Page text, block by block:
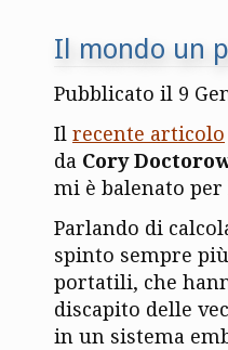
Il mondo un
Pubblicato il 9
Il recente articolo
da Cory
mi è balenato
Parlando di
spinto sempre
portatili, che
discapito delle
in un sistema